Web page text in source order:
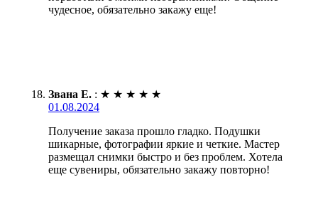
чудесное, обязательно закажу еще!
Звана Е. : ★ ★ ★ ★ ★
01.08.2024
Получение заказа прошло гладко. Подушки
шикарные, фотографии яркие и четкие. Мастер
размещал снимки быстро и без проблем. Хотела
еще сувениры, обязательно закажу повторно!